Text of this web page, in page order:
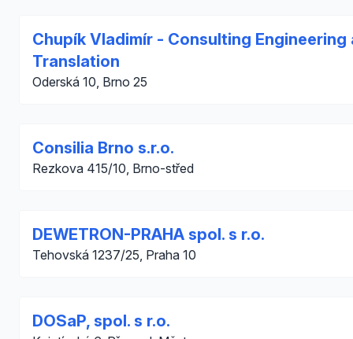
Chupík Vladimír - Consulting Engineering
Translation
Oderská 10, Brno 25
Consilia Brno s.r.o.
Rezkova 415/10, Brno-střed
DEWETRON-PRAHA spol. s r.o.
Tehovská 1237/25, Praha 10
DOSaP, spol. s r.o.